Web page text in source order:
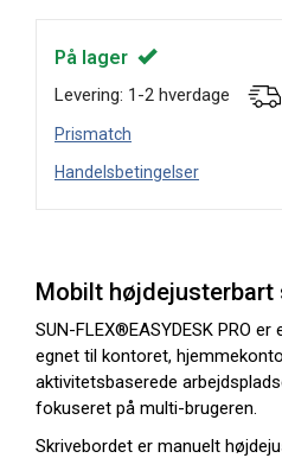
På lager
Levering: 1-2 hverdage
Prismatch
Handelsbetingelser
Mobilt højdejusterbart
SUN-FLEX®EASYDESK PRO
egnet til kontoret,
aktivitetsbaserede
fokuseret på multi-brugeren.
Skrivebordet er manuelt